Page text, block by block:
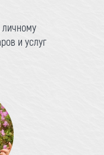
личному
и услуг